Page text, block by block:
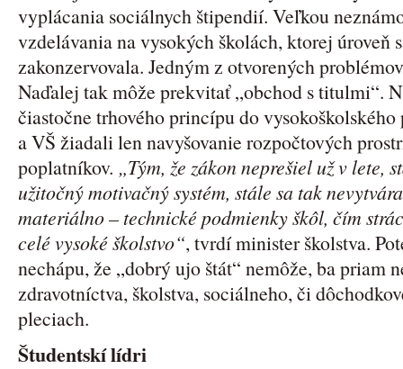
vyplácania sociálnych štipendií. Veľkou
vzdelávania na vysokých školách, ktorej úroveň
zakonzervovala. Jedným z otvorených
Naďalej tak môže prekvitať „obchod s titulmi“.
čiastočne trhového princípu do
a VŠ žiadali len navyšovanie rozpočtových
poplatníkov. „Tým, že zákon neprešiel už v lete,
užitočný motivačný systém, stále sa tak
materiálno – technické podmienky škôl, čím
celé vysoké školstvo“, tvrdí minister školstva.
nechápu, že „dobrý ujo štát“ nemôže, ba priam
zdravotníctva, školstva, sociálneho, či
pleciach.
Študentskí lídri